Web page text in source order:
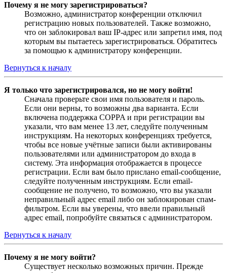
Почему я не могу зарегистрироваться?
Возможно, администратор конференции отключил
регистрацию новых пользователей. Также возможно,
что он заблокировал ваш IP-адрес или запретил имя, под
которым вы пытаетесь зарегистрироваться. Обратитесь
за помощью к администратору конференции.
Вернуться к началу
Я только что зарегистрировался, но не могу войти!
Сначала проверьте свои имя пользователя и пароль.
Если они верны, то возможны два варианта. Если
включена поддержка COPPA и при регистрации вы
указали, что вам менее 13 лет, следуйте полученным
инструкциям. На некоторых конференциях требуется,
чтобы все новые учётные записи были активированы
пользователями или администратором до входа в
систему. Эта информация отображается в процессе
регистрации. Если вам было прислано email-сообщение,
следуйте полученным инструкциям. Если email-
сообщение не получено, то возможно, что вы указали
неправильный адрес email либо он заблокирован спам-
фильтром. Если вы уверены, что ввели правильный
адрес email, попробуйте связаться с администратором.
Вернуться к началу
Почему я не могу войти?
Существует несколько возможных причин. Прежде